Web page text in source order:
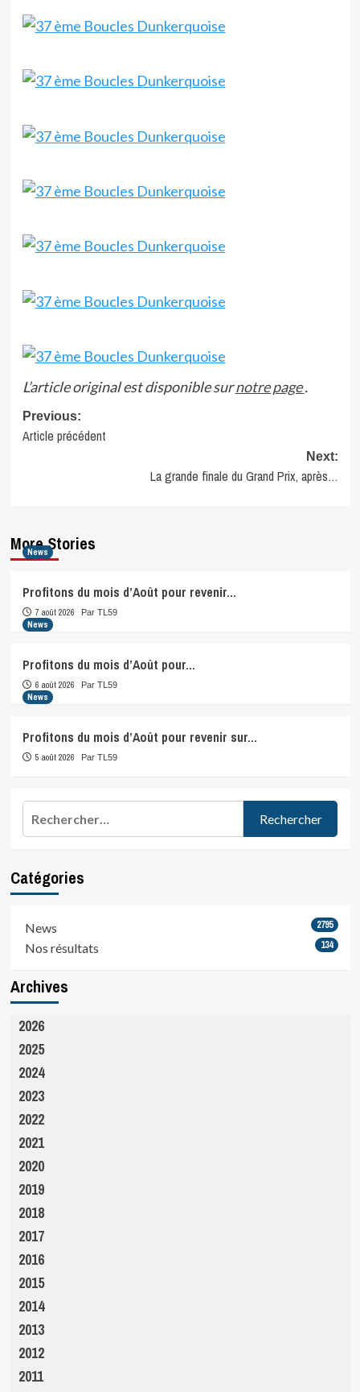
L’article original est disponible surnotre page.
Post
navigation
Previous:
Article précédent
Next:
La grande finale du Grand Prix, après…
More Stories
News
Profitons du mois d’Août pour revenir…
7 août 2026 Par TL59
News
Profitons du mois d’Août pour…
6 août 2026 Par TL59
News
Profitons du mois d’Août pour revenir sur…
5 août 2026 Par TL59
Catégories
News 2795
Nos résultats 134
Archives
2026
2025
2024
2023
2022
2021
2020
2019
2018
2017
2016
2015
2014
2013
2012
2011